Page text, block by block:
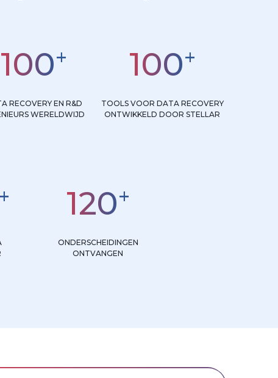
100+
RECOVERY EN R&D
WERELDWIJD
100+
TOOLS VOOR DATA RECOVERY
ONTWIKKELD DOOR STELLAR
+ 120+
ONDERSCHEIDINGEN
ONTVANGEN